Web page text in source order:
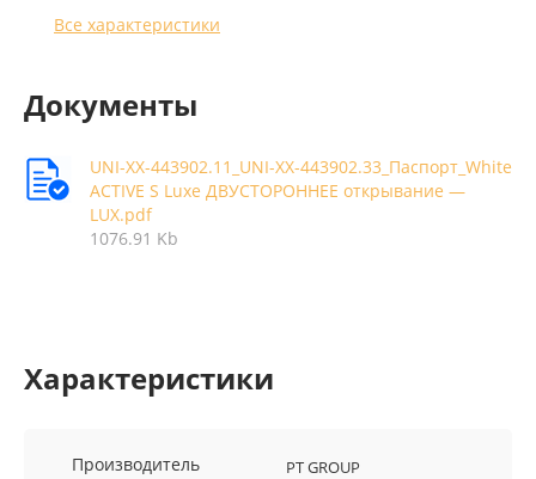
Все характеристики
Документы
UNI-XX-443902.11_UNI-XX-443902.33_Паспорт_White
ACTIVE S Luxe ДВУСТОРОННЕЕ открывание —
LUX.pdf
1076.91 Kb
Характеристики
Производитель PT GROUP